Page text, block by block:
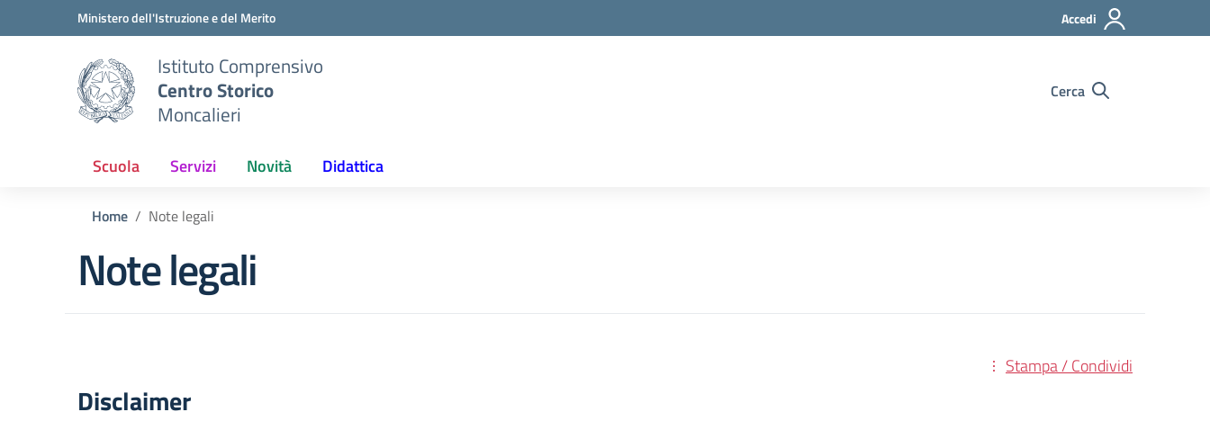
Vai ai contenuti
Vai al menu di navigazioneMinistero dell'Istruzione e del Merito Accedi
Istituto Comprensivo
Centro Storico
Moncalieri
Cerca
Scuola Servizi Novità Didattica
Home Note legali
Note legali
Stampa / Condividi
Disclaimer